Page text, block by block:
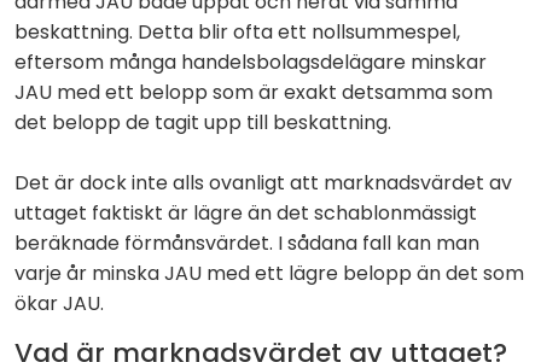
beskattning. Detta blir ofta ett nollsummespel,
eftersom många handelsbolagsdelägare minskar
JAU med ett belopp som är exakt detsamma som
det belopp de tagit upp till beskattning.
Det är dock inte alls ovanligt att marknadsvärdet av
uttaget faktiskt är lägre än det schablonmässigt
beräknade förmånsvärdet. I sådana fall kan man
varje år minska JAU med ett lägre belopp än det som
ökar JAU.
Vad är marknadsvärdet av uttaget?